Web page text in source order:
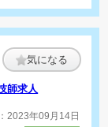
気になる
師求人
2023年09月14日